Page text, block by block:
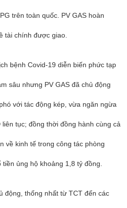
trên toàn quốc. PV GAS hoàn
tài chính được giao.
bệnh Covid-19 diễn biến phức tạp
sâu nhưng PV GAS đã chủ động
với tác động kép, vừa ngăn ngừa
tục; đồng thời đồng hành cùng cả
về kinh tế trong công tác phòng
ủng hộ khoảng 1,8 tỷ đồng.
động, thống nhất từ TCT đến các